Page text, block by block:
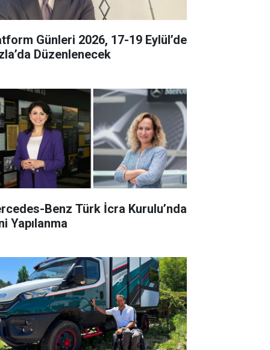
Günleri 2026, 17-19 Eylül’de
Düzenlenecek
Benz Türk İcra Kurulu’nda
Yapılanma